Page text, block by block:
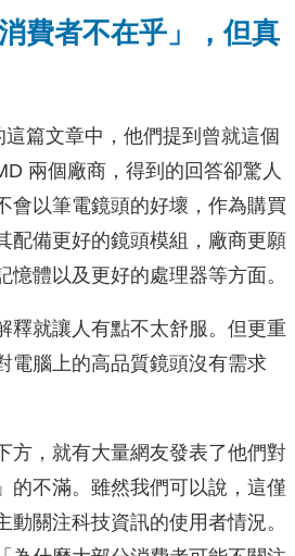
費者不在乎」，但真
篇文章中，他們提到曾就這個
兩個廠商，得到的回答卻驚人
會以筆電鏡頭的好壞，作為購買
配備更好的鏡頭模組，廠商更願
憶體以及更好的處理器等方面。
釋就讓人有點不太舒服。但更重
電腦上的高品質鏡頭沒有需求
方，就有大量網友發表了他們對
的不滿。雖然我們可以說，這僅
動關注科技資訊的使用者情況。